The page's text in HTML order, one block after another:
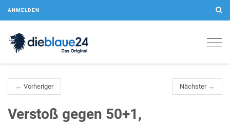
ANMELDEN
← Vorheriger Nächster →
Verstoß gegen 50+1,